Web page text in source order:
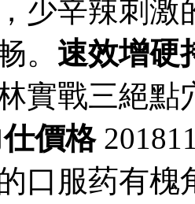
少辛辣刺激
。 速效增硬
實戰三絕點
價格
口服药有槐